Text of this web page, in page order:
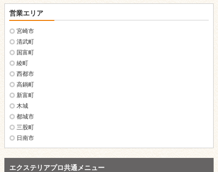
エクステリアプロ共通メニュー
営業エリア
宮崎市
清武町
国富町
綾町
西都市
高鍋町
新富町
木城
都城市
三股町
日南市